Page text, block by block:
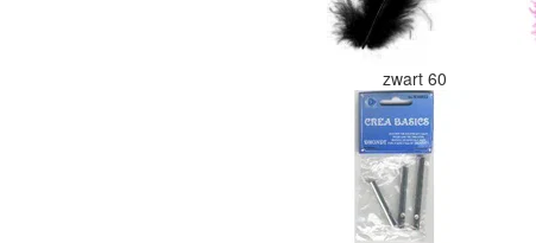
zwart 60